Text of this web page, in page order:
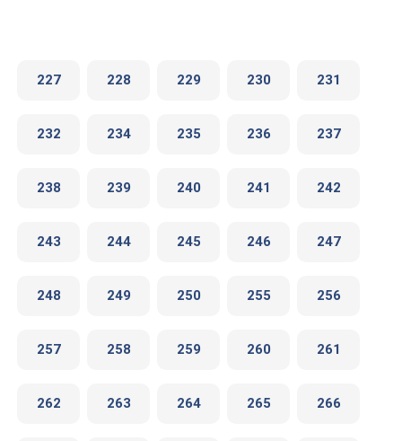
227 228 229 230 231
232 234 235 236 237
238 239 240 241 242
243 244 245 246 247
248 249 250 255 256
257 258 259 260 261
262 263 264 265 266